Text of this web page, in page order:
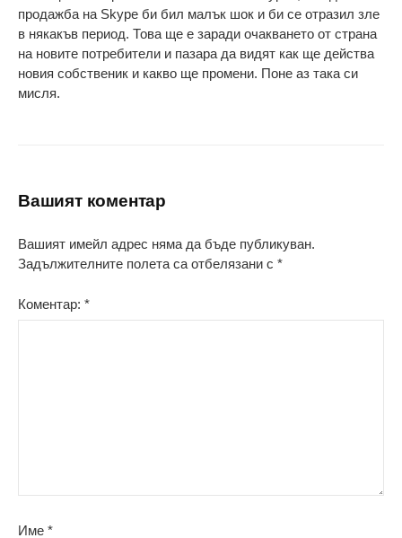
продажба на Skype би бил малък шок и би се отразил зле
в някакъв период. Това ще е заради очакването от страна
на новите потребители и пазара да видят как ще действа
новия собственик и какво ще промени. Поне аз така си
мисля.
Вашият коментар
Вашият имейл адрес няма да бъде публикуван.
Задължителните полета са отбелязани с *
Коментар: *
Име *